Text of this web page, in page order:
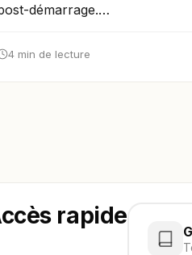
démarrage.…
4 min de lecture
rapide